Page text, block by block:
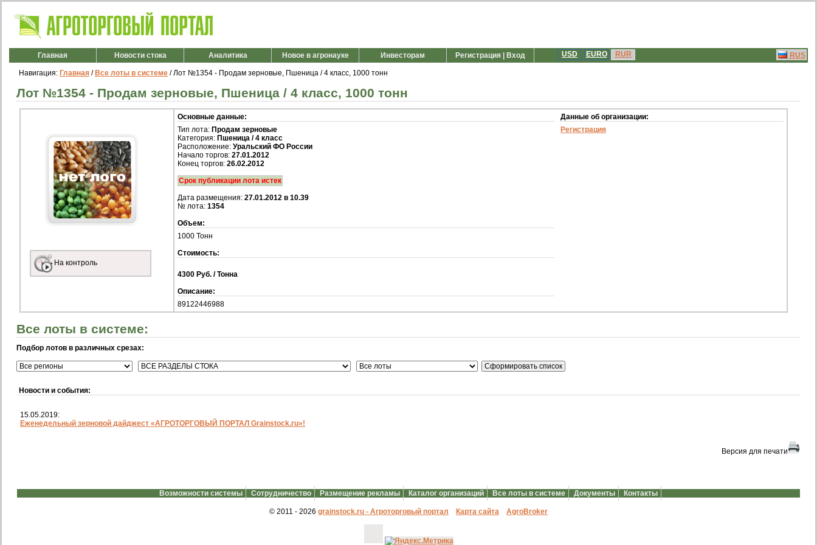
Главная Новости стока Аналитика Новое в агронауке Инвесторам Регистрация | Вход RUS
USD EURO RUR
Навигация: Главная / Все лоты в системе / Лот №1354 - Продам зерновые, Пшеница / 4 класс, 1000 тонн
Лот №1354 - Продам зерновые, Пшеница / 4 класс, 1000 тонн
На контроль
Основные данные:
Тип лота: Продам зерновые
Категория: Пшеница / 4 класс
Расположение: Уральский ФО России
Начало торгов: 27.01.2012
Конец торгов: 26.02.2012
Срок публикации лота истек
Дата размещения: 27.01.2012 в 10.39
№ лота: 1354
Объем:
1000 Тонн
Стоимость:
4300 Руб. / Тонна
Описание:
89122446988
Данные об организации:
Регистрация
Все лоты в системе:
Подбор лотов в различных срезах:
Новости и события:
15.05.2019:
Еженедельный зерновой дайджест «АГРОТОРГОВЫЙ ПОРТАЛ Grainstock.ru»!
Версия для печати
Возможности системы Сотрудничество Размещение рекламы Каталог организаций Все лоты в системе Документы Контакты
© 2011 - 2026 grainstock.ru - Агроторговый портал Карта сайта АgroBroker